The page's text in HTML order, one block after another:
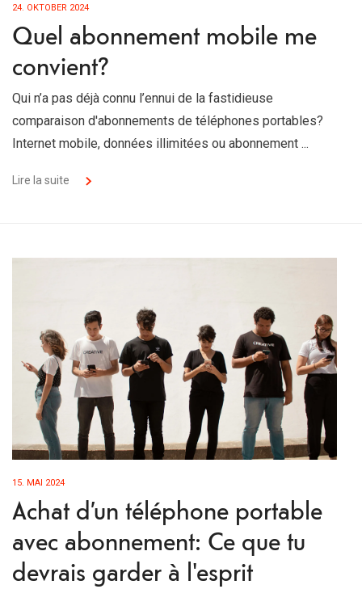
24. OKTOBER 2024
Quel abonnement mobile me
convient?
Qui n’a pas déjà connu l’ennui de la fastidieuse
comparaison d'abonnements de téléphones portables?
Internet mobile, données illimitées ou abonnement ...
Lire la suite
15. MAI 2024
Achat d’un téléphone portable
avec abonnement: Ce que tu
devrais garder à l'esprit